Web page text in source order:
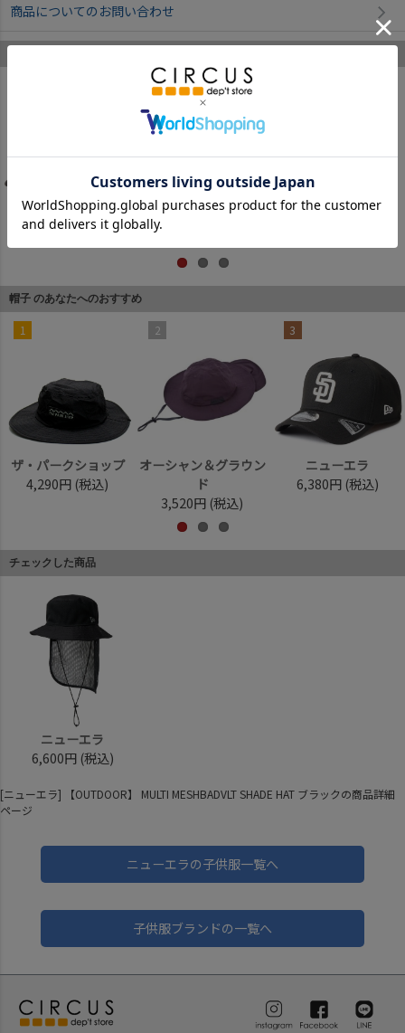
商品についてのお問い合わせ
ニューエラ
2
帽子 のあなたへのおすすめ
1
ザ・パークショップ
4,290円 (税込)
2
オーシャン＆グラウン
ド
3,520円 (税込)
3
ニューエラ
6,380円 (税込)
チェックした商品
ニューエラ
6,600円 (税込)
[ニューエラ] 【OUTDOOR】 MULTI MESHBADVLT SHADE HAT ブラックの商品詳細
ページ
ニューエラの子供服一覧へ
子供服ブランドの一覧へ